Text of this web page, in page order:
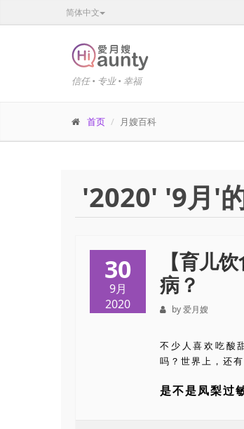
简体中文
信任 • 专业 • 幸福
首页 月嫂百科
'2020' '9月'
30
9月
2020
【育儿
病？
by 爱月嫂
不少人喜欢吃酸
吗？世界上，还
是不是凤梨过